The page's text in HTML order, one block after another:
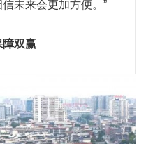
未来会更加方便。”
障双赢